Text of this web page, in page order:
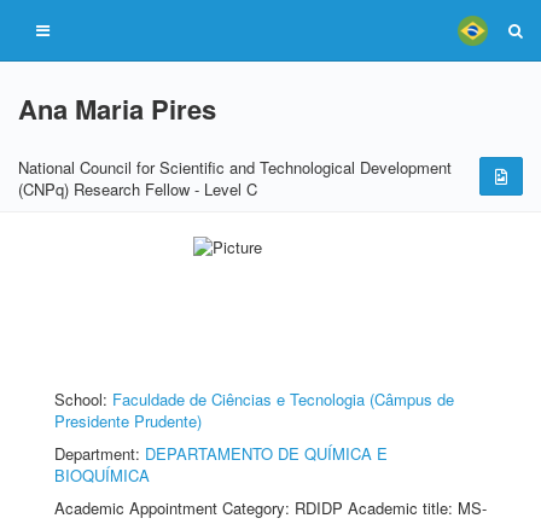
Ana Maria Pires
National Council for Scientific and Technological Development
(CNPq) Research Fellow - Level C
School: Faculdade de Ciências e Tecnologia (Câmpus de
Presidente Prudente)
Department: DEPARTAMENTO DE QUÍMICA E
BIOQUÍMICA
Academic Appointment Category: RDIDP Academic title: MS-